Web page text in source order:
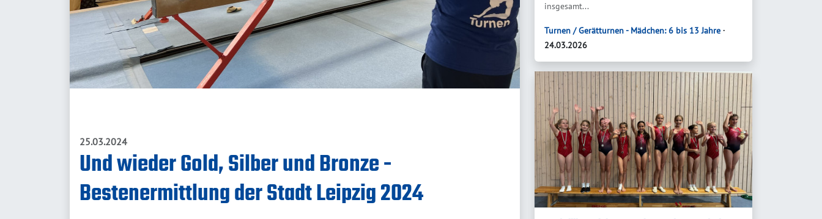
25.03.2024
Und wieder Gold, Silber und Bronze -
Bestenermittlung der Stadt Leipzig 2024
insgesamt...
Turnen / Gerätturnen - Mädchen: 6 bis 13 Jahre ∙
24.03.2026